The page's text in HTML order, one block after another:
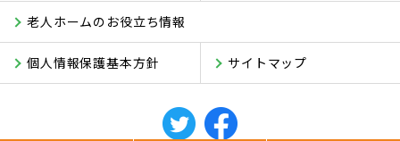
老人ホームのお役立ち情報
サイトマップ
個人情報保護基本方針